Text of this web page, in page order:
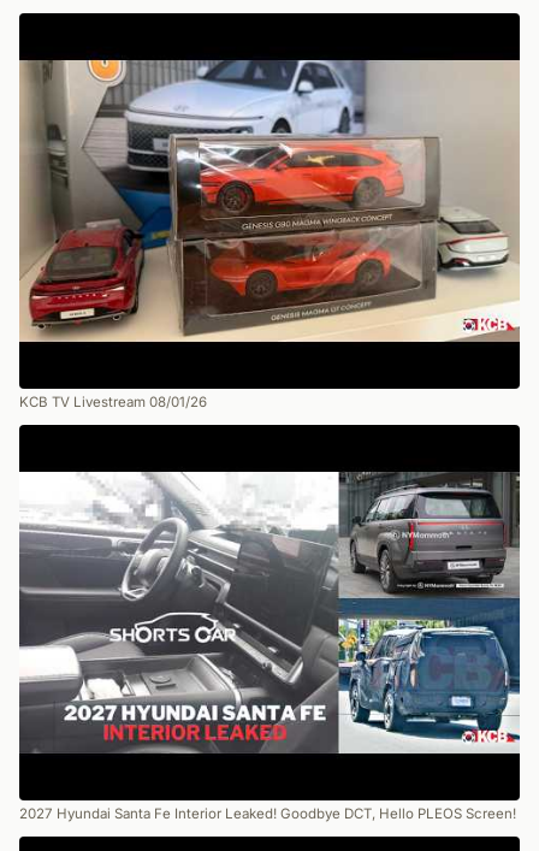
KCB TV Livestream 08/01/26
2027 Hyundai Santa Fe Interior Leaked! Goodbye DCT, Hello PLEOS Screen!